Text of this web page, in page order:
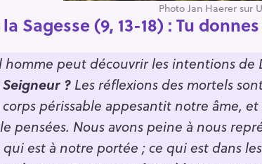
Photo Jan Haerer sur
Sagesse (9, 13-18) : Tu
homme peut découvrir les intentions de
?Les réflexions des mortels
périssable appesantit notre âme,
pensées. Nous avons peine à nous
est à notre portée ; ce qui est dans